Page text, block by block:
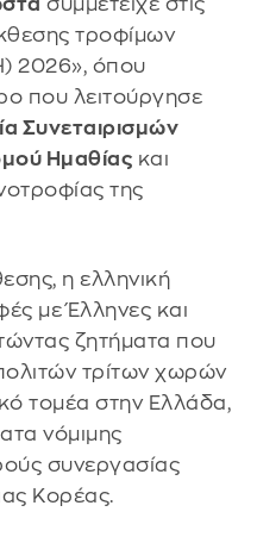
τροφίμων
2026», όπου
που λειτούργησε
Συνεταιρισμών
Ημαθίας και
της
η ελληνική
με Έλληνες και
ζητήματα που
τρίτων χωρών
τομέα στην Ελλάδα,
νόμιμης
συνεργασίας
Κορέας.